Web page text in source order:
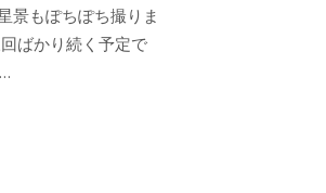
景もぽちぽち撮りま
ばかり続く予定で